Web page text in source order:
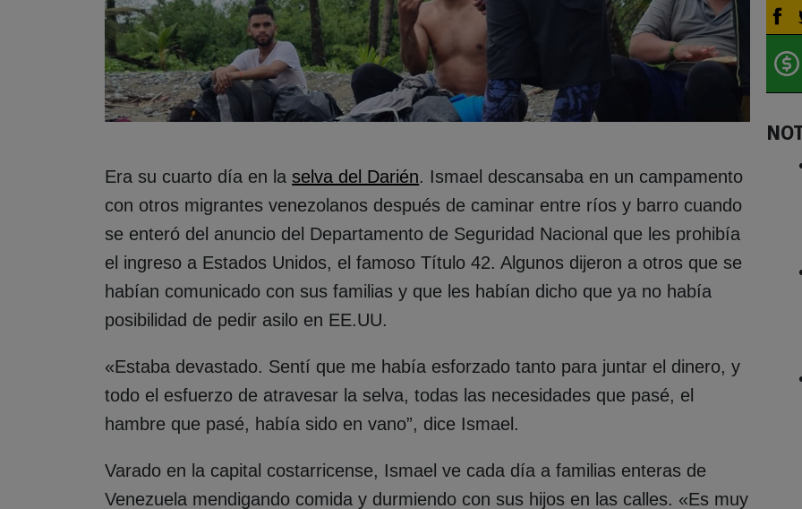
Era su cuarto día en laselva del Darién. Ismael descansaba en un campamento
con otros migrantes venezolanos después de caminar entre ríos y barro cuando
se enteró del anuncio del Departamento de Seguridad Nacional que les prohibía
el ingreso a Estados Unidos, el famoso Título 42. Algunos dijeron a otros que se
habían comunicado con sus familias y que les habían dicho que ya no había
posibilidad de pedir asilo en EE.UU.
«Estaba devastado. Sentí que me había esforzado tanto para juntar el dinero, y
todo el esfuerzo de atravesar la selva, todas las necesidades que pasé, el
hambre que pasé, había sido en vano”, dice Ismael.
Varado en la capital costarricense, Ismael ve cada día a familias enteras de
Venezuela mendigando comida y durmiendo con sus hijos en las calles. «Es muy